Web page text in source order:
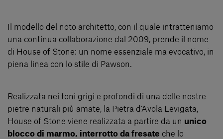
Il modello del noto architetto, con il quale intratteniamo
una continua collaborazione dal 2009, prende il nome
di House of Stone: un nome essenziale ma evocativo, in
piena linea con lo stile di Pawson.
Realizzata nei toni grigi e profondi di una delle nostre
pietre naturali più amate, la Pietra d’Avola Levigata,
House of Stone viene realizzata a partire da un unico
blocco di marmo, interrotto da fresate che lo